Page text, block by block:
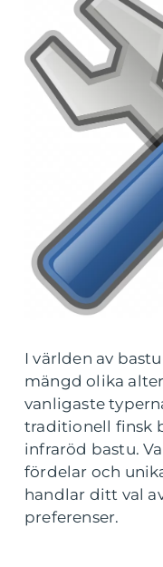
I världen av
mängd olika
vanligaste
traditionell finsk
infraröd bastu.
fördelar och
handlar ditt val
preferenser.